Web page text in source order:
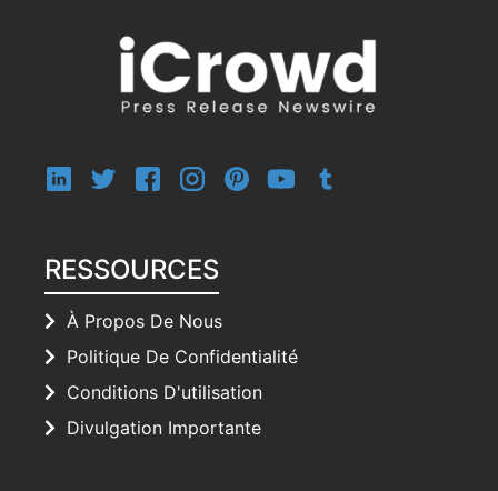
RESSOURCES
À Propos De Nous
Politique De Confidentialité
Conditions D'utilisation
Divulgation Importante